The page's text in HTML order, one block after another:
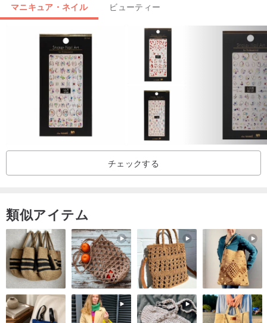
マニキュア・ネイル ビューティー
チェックする
類似アイテム